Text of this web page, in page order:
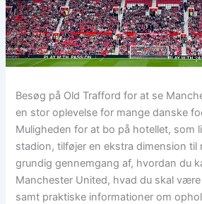
Besøg på Old Trafford for at se
en stor oplevelse for mange danske
Muligheden for at bo på hotellet, som
stadion, tilføjer en ekstra dimension til
grundig gennemgang af, hvordan du
Manchester United, hvad du skal
samt praktiske informationer om